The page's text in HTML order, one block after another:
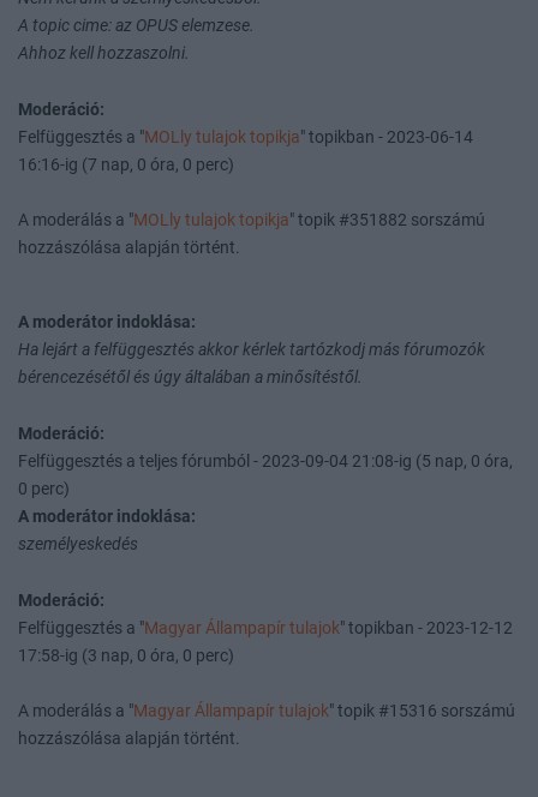
A topic cime: az OPUS elemzese.
Ahhoz kell hozzaszolni.
Moderáció:
Felfüggesztés a "MOLly tulajok topikja" topikban - 2023-06-14
16:16-ig (7 nap, 0 óra, 0 perc)
A moderálás a "MOLly tulajok topikja" topik #351882 sorszámú
hozzászólása alapján történt.
A moderátor indoklása:
Ha lejárt a felfüggesztés akkor kérlek tartózkodj más fórumozók
bérencezésétől és úgy általában a minősítéstől.
Moderáció:
Felfüggesztés a teljes fórumból - 2023-09-04 21:08-ig (5 nap, 0 óra,
0 perc)
A moderátor indoklása:
személyeskedés
Moderáció:
Felfüggesztés a "Magyar Állampapír tulajok" topikban - 2023-12-12
17:58-ig (3 nap, 0 óra, 0 perc)
A moderálás a "Magyar Állampapír tulajok" topik #15316 sorszámú
hozzászólása alapján történt.